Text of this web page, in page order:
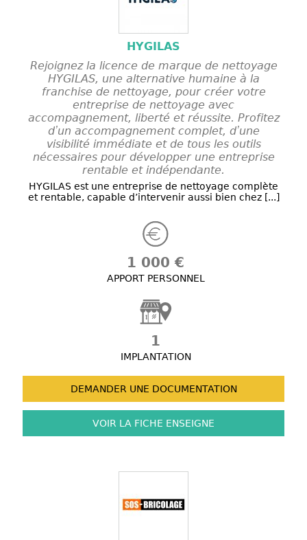
HYGILAS
Rejoignez la licence de marque de nettoyage
HYGILAS, une alternative humaine à la
franchise de nettoyage, pour créer votre
entreprise de nettoyage avec
accompagnement, liberté et réussite. Profitez
dʼun accompagnement complet, dʼune
visibilité immédiate et de tous les outils
nécessaires pour développer une entreprise
rentable et indépendante.
HYGILAS est une entreprise de nettoyage complète
et rentable, capable d’intervenir aussi bien chez [...]
1 000 €
APPORT PERSONNEL
1
IMPLANTATION
DEMANDER UNE DOCUMENTATION
VOIR LA FICHE ENSEIGNE